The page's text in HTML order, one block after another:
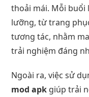
thoải mái. Mỗi buổi
lưỡng, từ trang
tương tác, nhằm
trải nghiệm đáng
Ngoài ra, việc sử
mod apk giúp trải